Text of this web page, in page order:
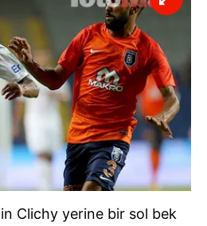
Clichy yerine bir sol bek